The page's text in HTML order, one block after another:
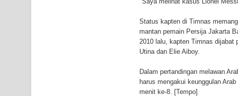
Mantan Sekda Jayawijaya Jadi Tersangka Kasus
Papuan Artisans Take Center Stage at Indonesia's
Presenter TVRI Papua Barat Yanto Idorway Masih
Pencarian Hari Keenam Korban Hanyut di Air
Status kapten di Timnas
mantan pemain Persija Jakarta
2010 lalu, kapten Timnas dijabat
Utina dan Elie Aiboy.
Dalam pertandingan melawan
harus mengakui keunggulan
menit ke-8. [Tempo]